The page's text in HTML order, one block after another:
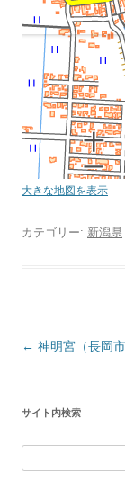
大きな地図を表示
カテゴリー: 新潟県
投
ビ
ゲ
ー
← 神明宮（長岡市
サイト内検索